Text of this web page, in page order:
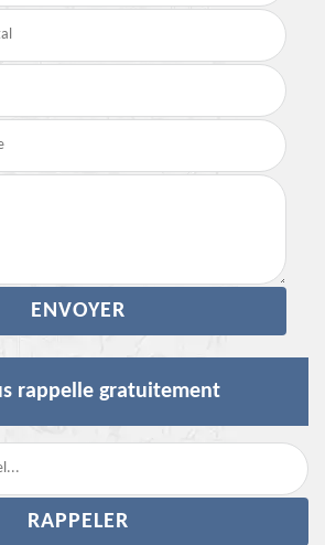
rappelle gratuitement